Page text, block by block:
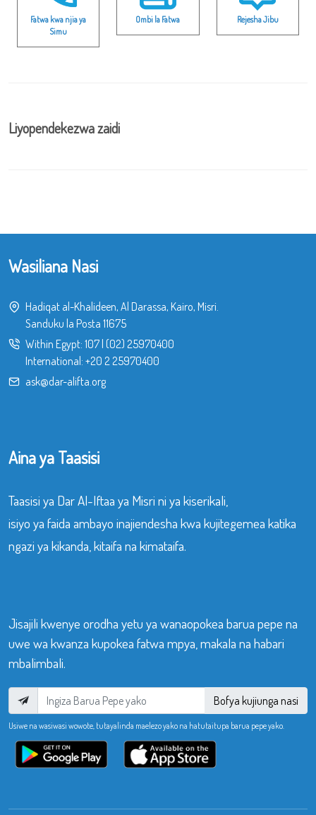
Fatwa kwa njia ya
Simu
Ombi la Fatwa Rejesha Jibu
Liyopendekezwa zaidi
Wasiliana Nasi
Hadiqat al-Khalideen, Al Darassa, Kairo, Misri.
Sanduku la Posta 11675
Within Egypt: 107| (02) 25970400
International: +20 2 25970400
ask@dar-alifta.org
Aina ya Taasisi
Taasisi ya Dar Al-Iftaa ya Misri ni ya kiserikali,
isiyo ya faida ambayo inajiendesha kwa kujitegemea katika
ngazi ya kikanda, kitaifa na kimataifa.
Jisajili kwenye orodha yetu ya wanaopokea barua pepe na
uwe wa kwanza kupokea fatwa mpya, makala na habari
mbalimbali.
Bofya kujiunga nasi
Usiwe na wasiwasi wowote, tutayalinda maelezo yako na hatutaitupa barua pepe yako.